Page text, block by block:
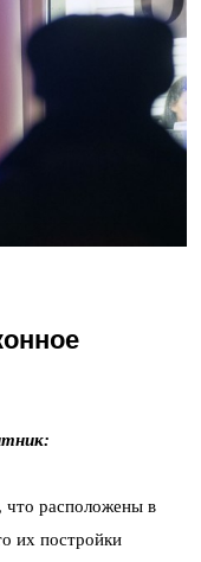
что расположены в
их постройки